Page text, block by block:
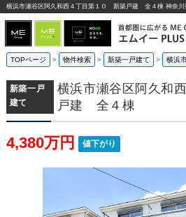
TOPページ > 物件検索 > 新築一戸建て > 横浜
新築一戸
建て
横浜市瀬谷区阿久和
戸建 全４棟
4,380万円 値下がり